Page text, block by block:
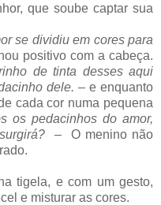
que soube captar sua
se dividiu em cores para
positivo com a cabeça.
de tinta desses aqui
dele. – e enquanto
cada cor numa pequena
os pedacinhos do amor,
–O menino não
tigela, e com um gesto,
e misturar as cores.